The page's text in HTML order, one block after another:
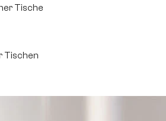
Tische
Tischen